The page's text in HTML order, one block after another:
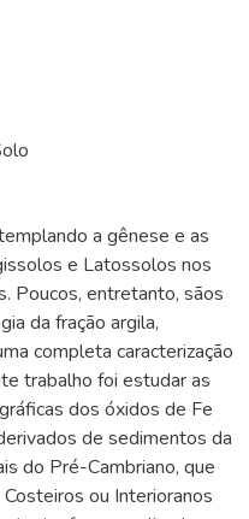
a gênese e as
e Latossolos nos
Poucos, entretanto, sãos
da fração argila,
completa caracterização
trabalho foi estudar as
dos óxidos de Fe
de sedimentos da
do Pré-Cambriano, que
ou Interioranos